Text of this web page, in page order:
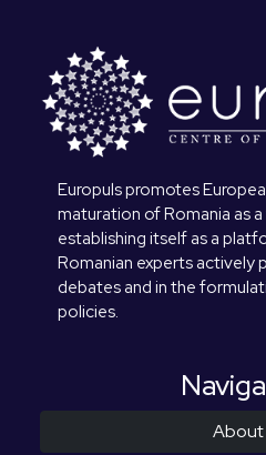
Europuls promotes
maturation of Romania as
establishing itself as a
Romanian experts actively
debates and in the
policies.
About